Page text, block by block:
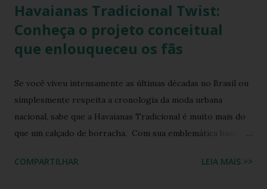
Havaianas Tradicional Twist:
Conheça o projeto conceitual
que enlouqueceu os fãs
Se você viveu intensamente as últimas décadas no Brasil ou
simplesmente respeita a cronologia da moda urbana
nacional, sabe que a Havaianas Tradicional é muito mais do
que um calçado de borracha. Com sua emblemática base
consolidou como o maior ícone cultural das nossas praias,
COMPARTILHAR LEIA MAIS >>